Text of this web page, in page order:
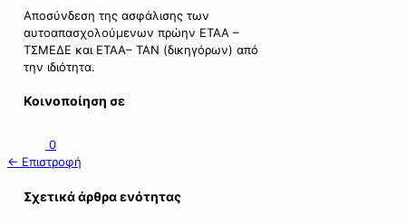
Αποσύνδεση της ασφάλισης των
αυτοαπασχολούμενων πρώην ΕΤΑΑ –
ΤΣΜΕΔΕ και ΕΤΑΑ– ΤΑΝ (δικηγόρων) από
την ιδιότητα.
Κοινοποίηση σε
0
← Επιστροφή
Σχετικά άρθρα ενότητας